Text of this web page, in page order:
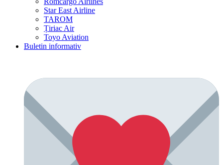
Star East Airline
TAROM
Țiriac Air
Toyo Aviation
Buletin informativ